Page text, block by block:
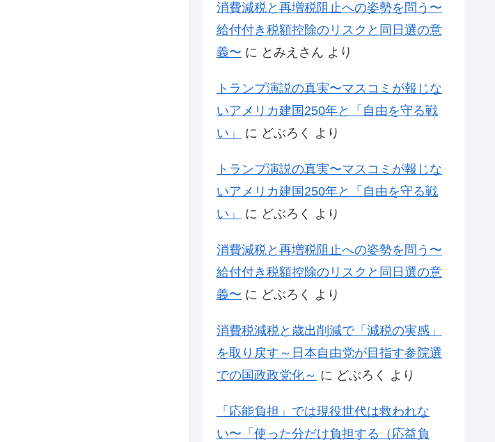
消費減税と再増税阻止への姿勢を問う〜
給付付き税額控除のリスクと同日選の意
義〜 に とみえさん より
トランプ演説の真実〜マスコミが報じな
いアメリカ建国250年と「自由を守る戦
い」
に どぶろく より
トランプ演説の真実〜マスコミが報じな
いアメリカ建国250年と「自由を守る戦
い」
に どぶろく より
消費減税と再増税阻止への姿勢を問う〜
給付付き税額控除のリスクと同日選の意
義〜 に どぶろく より
消費税減税と歳出削減で「減税の実感」
を取り戻す～日本自由党が目指す参院選
での国政政党化～ に どぶろく より
「応能負担」では現役世代は救われな
い〜「使った分だけ負担する（応益負